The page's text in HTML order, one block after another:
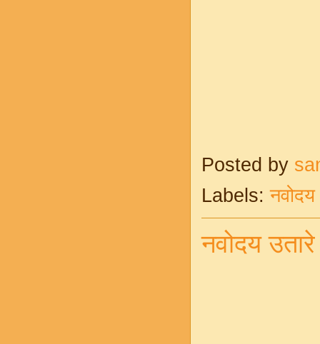
Posted by
Labels:नवोदय
नवोदय